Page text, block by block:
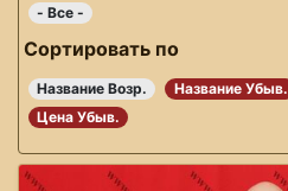
- Все -
Сортировать по
Название Возр. Название Убыв.
Цена Убыв.